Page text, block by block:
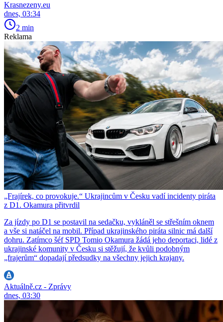
Krasnezeny.eu
dnes, 03:34
2 min
Reklama
„Frajírek, co provokuje.“ Ukrajincům v Česku vadí incidenty piráta
z D1. Okamura přitvrdil
Za jízdy po D1 se postavil na sedačku, vykláněl se střešním oknem
a vše si natáčel na mobil. Případ ukrajinského piráta silnic má další
dohru. Zatímco šéf SPD Tomio Okamura žádá jeho deportaci, lidé z
ukrajinské komunity v Česku si stěžují, že kvůli podobným
„frajerům“ dopadají předsudky na všechny jejich krajany.
Aktuálně.cz - Zprávy
dnes, 03:30